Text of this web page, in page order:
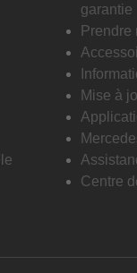
garantie
Prendre
Mise à
Centre